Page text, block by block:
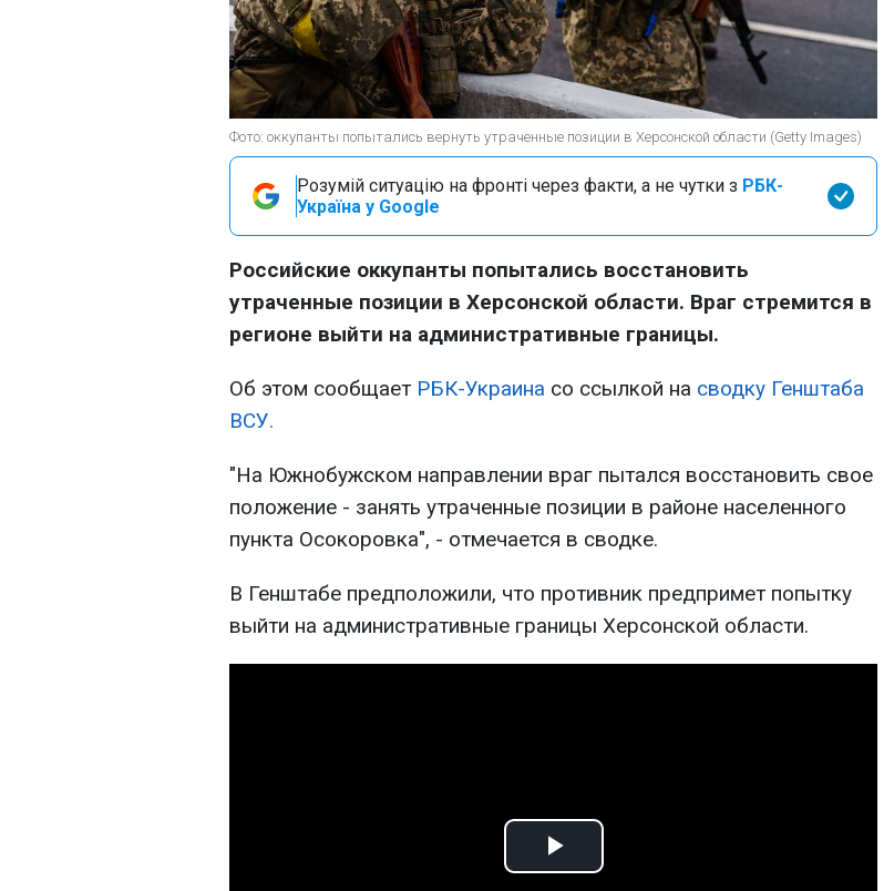
Фото: оккупанты попытались вернуть утраченные позиции в Херсонской области (Getty Images)
Розумій ситуацію на фронті через факти, а не чутки з РБК-
Україна у Google
Российские оккупанты попытались восстановить
утраченные позиции в Херсонской области. Враг стремится в
регионе выйти на административные границы.
Об этом сообщает РБК-Украина со ссылкой на сводку Генштаба
ВСУ.
"На Южнобужском направлении враг пытался восстановить свое
положение - занять утраченные позиции в районе населенного
пункта Осокоровка", - отмечается в сводке.
В Генштабе предположили, что противник предпримет попытку
выйти на административные границы Херсонской области.
Play